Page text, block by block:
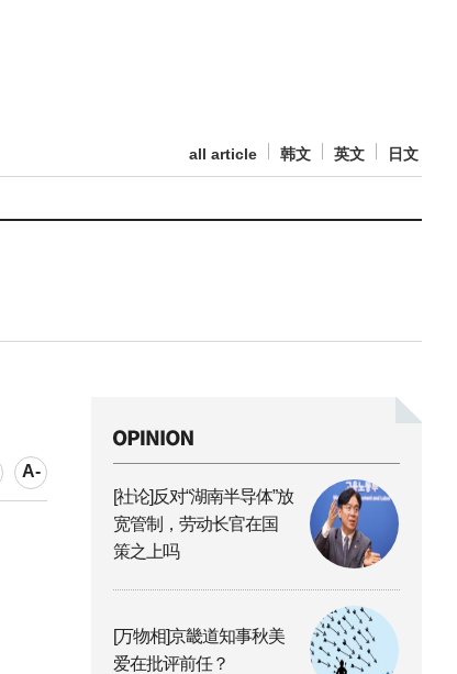
all article 韩文 英文 日文
A-
[社论]反对“湖南半导体”放
宽管制，劳动长官在国
策之上吗
[万物相]京畿道知事秋美
爱在批评前任？